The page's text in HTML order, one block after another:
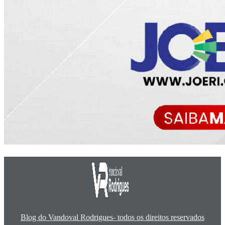
Blog do Vandoval Rodrigues- todos os direitos reservados